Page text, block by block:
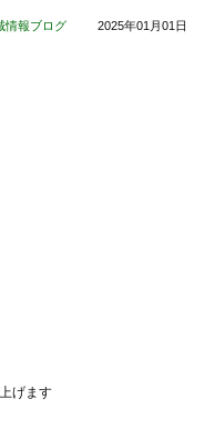
情報ブログ 2025年01月01日
げます